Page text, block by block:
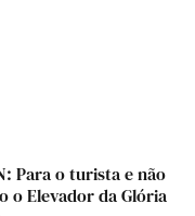
Para o turista e não
o Elevador da Glória